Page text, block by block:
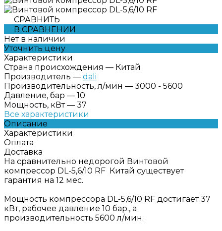
СРАВНИТЬ
В СРАВНЕНИИ
Нет в наличии
Уточнить цену
Характеристики
Страна происхождения — Китай
Производитель — dali
Производительность, л/мин — 3000 - 5600
Давление, бар — 10
Мощность, кВт — 37
Все характеристики
Описание
Характеристики
Оплата
Доставка
На сравнительно недорогой Винтовой
компрессор DL-5,6/10 RF Китай существует
гарантия на 12 мес.
Мощность компрессора DL-5,6/10 RF достигает 37
кВт, рабочее давление 10 бар., а
производительность 5600 л/мин.